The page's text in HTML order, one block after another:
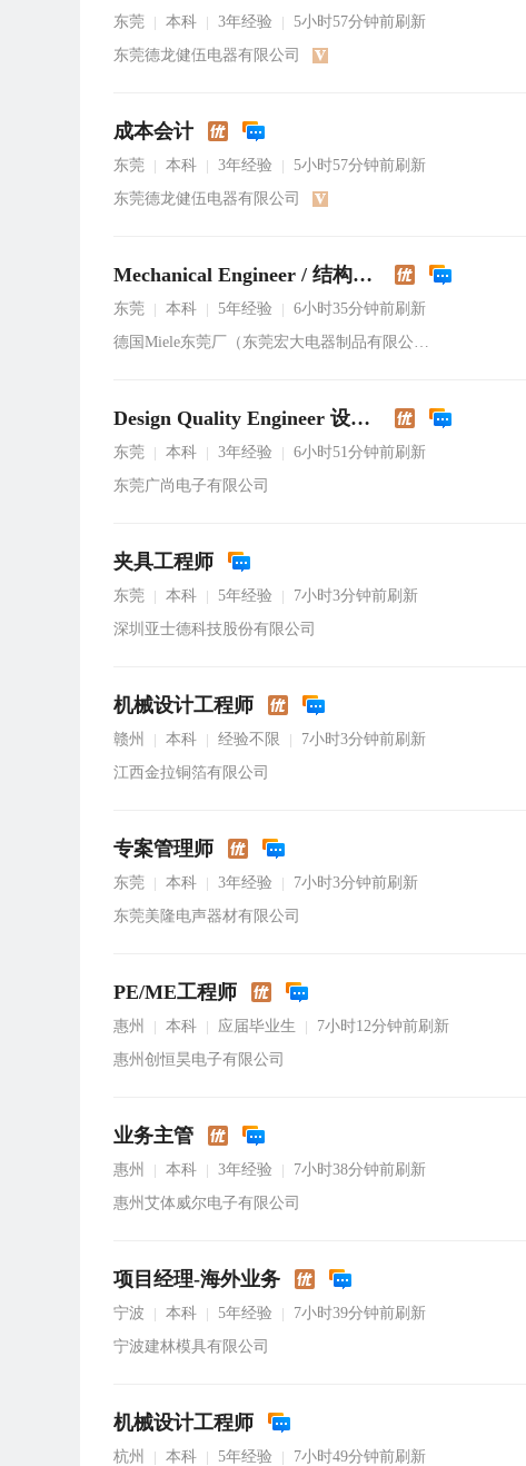
东莞 本科 3年经验
5小时57分钟前刷新
东莞德龙健伍电器有限公司
成本会计
东莞 本科 3年经验
5小时57分钟前刷新
东莞德龙健伍电器有限公司
Mechanical Engineer / 结构工程师
东莞 本科 5年经验
6小时35分钟前刷新
德国Miele东莞厂（东莞宏大电器制品有限公司）
Design Quality Engineer 设计品质工程师
东莞 本科 3年经验
6小时51分钟前刷新
东莞广尚电子有限公司
夹具工程师
东莞 本科 5年经验
7小时3分钟前刷新
深圳亚士德科技股份有限公司
机械设计工程师
赣州 本科 经验不限
7小时3分钟前刷新
江西金拉铜箔有限公司
专案管理师
东莞 本科 3年经验
7小时3分钟前刷新
东莞美隆电声器材有限公司
PE/ME工程师
惠州 本科 应届毕业生
7小时12分钟前刷新
惠州创恒昊电子有限公司
业务主管
惠州 本科 3年经验
7小时38分钟前刷新
惠州艾体威尔电子有限公司
项目经理-海外业务
宁波 本科 5年经验
7小时39分钟前刷新
宁波建林模具有限公司
机械设计工程师
杭州 本科 5年经验
7小时49分钟前刷新